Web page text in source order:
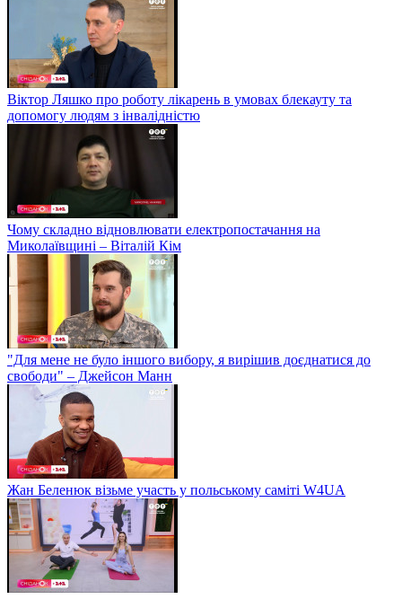
Віктор Ляшко про роботу лікарень в умовах блекауту та
допомогу людям з інвалідністю
Чому складно відновлювати електропостачання на
Миколаївщині – Віталій Кім
"Для мене не було іншого вибору, я вирішив доєднатися до
свободи" – Джейсон Манн
Жан Беленюк візьме участь у польському саміті W4UA